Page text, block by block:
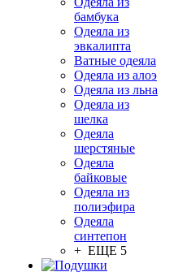
бамбука
Одеяла из
эвкалипта
Ватные одеяла
Одеяла из алоэ
Одеяла из льна
Одеяла из
шелка
Одеяла
шерстяные
Одеяла
байковые
Одеяла из
полиэфира
Одеяла
синтепон
+ ЕЩЕ 5